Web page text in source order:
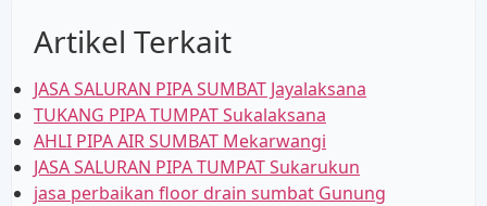
Artikel Terkait
JASA SALURAN PIPA SUMBAT Jayalaksana
TUKANG PIPA TUMPAT Sukalaksana
AHLI PIPA AIR SUMBAT Mekarwangi
JASA SALURAN PIPA TUMPAT Sukarukun
jasa perbaikan floor drain sumbat Gunung